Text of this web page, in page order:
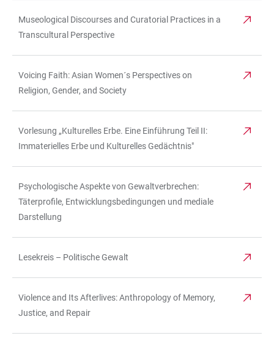
Museological Discourses and Curatorial Practices in a
Transcultural Perspective
Voicing Faith: Asian Women´s Perspectives on
Religion, Gender, and Society
Vorlesung „Kulturelles Erbe. Eine Einführung Teil II:
Immaterielles Erbe und Kulturelles Gedächtnis"
Psychologische Aspekte von Gewaltverbrechen:
Täterprofile, Entwicklungsbedingungen und mediale
Darstellung
Lesekreis – Politische Gewalt
Violence and Its Afterlives: Anthropology of Memory,
Justice, and Repair